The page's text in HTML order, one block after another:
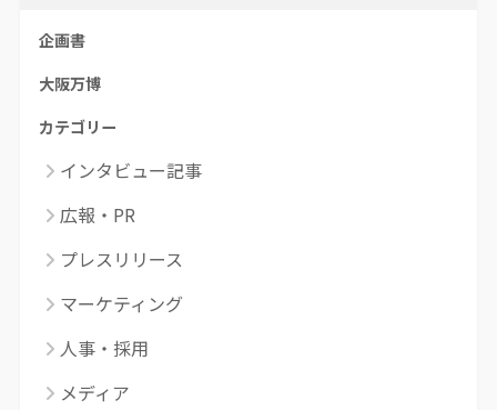
企画書
大阪万博
カテゴリー
インタビュー記事
広報・PR
プレスリリース
マーケティング
人事・採用
メディア